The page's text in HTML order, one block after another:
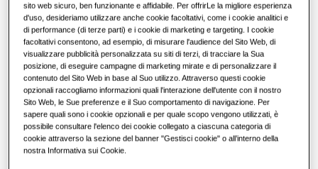
calore
Che cos’è un climatizzatore e come
funziona?
SOLUZIONI COMMERCIALI
Hotel
Soluzioni con pompe di calore
SOLUZIONI PER EDIFICI COMMERCIALI
Soluzioni di climatizzazione
Comandi
PRODOTTI ICONICI
WindFree
SmartThings
Cassetta360
Informazioni su Samsung
CAPACITÀ 3.6KW
AM036TNADKH/EU
sito web sicuro, ben funzionante e affidabile. Per offrirLe la migliore esperienza
d'uso, desideriamo utilizzare anche cookie facoltativi, come i cookie analitici e
di performance (di terze parti) e i cookie di marketing e targeting. I cookie
facoltativi consentono, ad esempio, di misurare l'audience del Sito Web, di
visualizzare pubblicità personalizzata su siti di terzi, di tracciare la Sua
posizione, di eseguire campagne di marketing mirate e di personalizzare il
contenuto del Sito Web in base al Suo utilizzo. Attraverso questi cookie
opzionali raccogliamo informazioni quali l'interazione dell'utente con il nostro
Sito Web, le Sue preferenze e il Suo comportamento di navigazione. Per
sapere quali sono i cookie opzionali e per quale scopo vengono utilizzati, è
possibile consultare l'elenco dei cookie collegato a ciascuna categoria di
cookie attraverso la sezione del banner "Gestisci cookie" o all’interno della
nostra Informativa sui Cookie.